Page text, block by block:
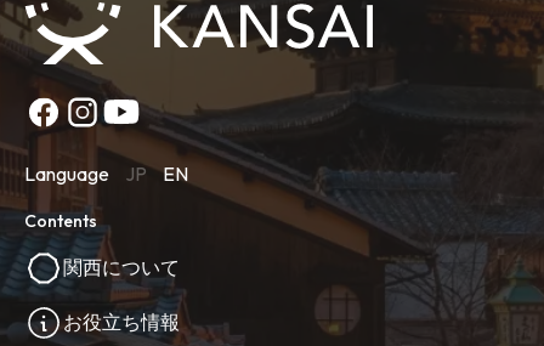
Language JP EN
Contents
関西について
お役立ち情報